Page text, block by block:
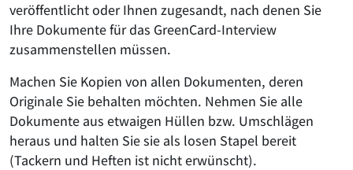
veröffentlicht oder Ihnen zugesandt, nach denen Sie
Ihre Dokumente für das GreenCard-Interview
zusammenstellen müssen.
Machen Sie Kopien von allen Dokumenten, deren
Originale Sie behalten möchten. Nehmen Sie alle
Dokumente aus etwaigen Hüllen bzw. Umschlägen
heraus und halten Sie sie als losen Stapel bereit
(Tackern und Heften ist nicht erwünscht).